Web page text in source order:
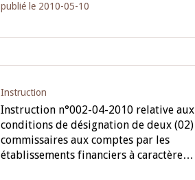
publié le 2010-05-10
Instruction
Instruction n°002-04-2010 relative aux
conditions de désignation de deux (02)
commissaires aux comptes par les
établissements financiers à caractère…